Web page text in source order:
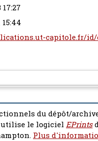
15:44
capitole.fr/id/
du dépôt/
utilise le logiciel EPrints
Plus